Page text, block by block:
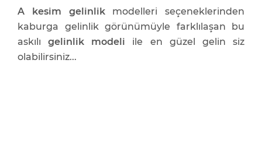
A kesim gelinlikmodelleri seçeneklerinden
kaburga gelinlik görünümüyle farklılaşan bu
askılıgelinlik modeli ile en güzel gelin siz
olabilirsiniz...